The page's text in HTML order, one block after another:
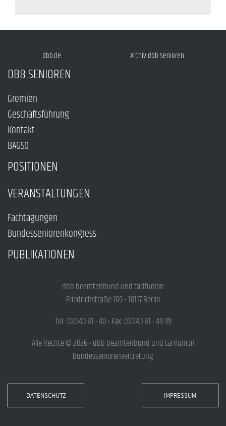
dbb.de Archiv dbb Senioren
DBB SENIOREN
Gremien
Geschäftsführung
Kontakt
BAGSO
POSITIONEN
VERANSTALTUNGEN
Fachtagungen
Bundesseniorenkongress
PUBLIKATIONEN
dbb beamtenbund und tarifunion
Friedrichstraße 169 • 10117 Berlin
Tel.: 030.40 81 - 40 • Fax: 030.40 81 - 49 99
Alle Rechte © 2026 • dbb beamtenbund und tarifunion
Bundesseniorenvertretung
DATENSCHUTZ IMPRESSUM